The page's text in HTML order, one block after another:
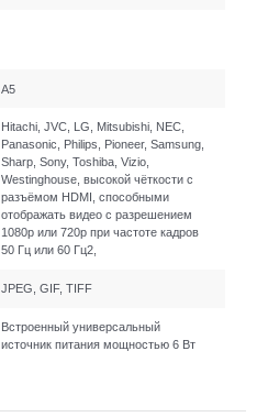
А5
Hitachi, JVC, LG, Mitsubishi, NEC,
Panasonic, Philips, Pioneer, Samsung,
Sharp, Sony, Toshiba, Vizio,
Westinghouse, высокой чёткости с
разъёмом HDMI, способными
отображать видео с разрешением
1080p или 720p при частоте кадров
50 Гц или 60 Гц2,
JPEG, GIF, TIFF
Встроенный универсальный
источник питания мощностью 6 Вт